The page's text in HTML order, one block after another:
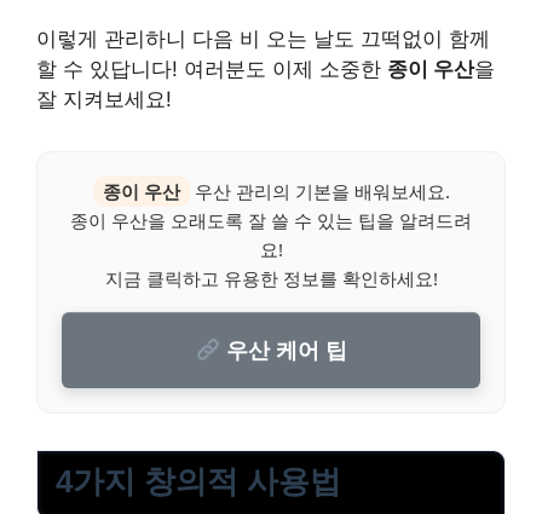
이렇게 관리하니 다음 비 오는 날도 끄떡없이 함께
할 수 있답니다! 여러분도 이제 소중한 종이 우산을
잘 지켜보세요!
종이 우산
우산 관리의 기본을 배워보세요.
종이 우산을 오래도록 잘 쓸 수 있는 팁을 알려드려
요!
지금 클릭하고 유용한 정보를 확인하세요!
우산 케어 팁
4가지 창의적 사용법